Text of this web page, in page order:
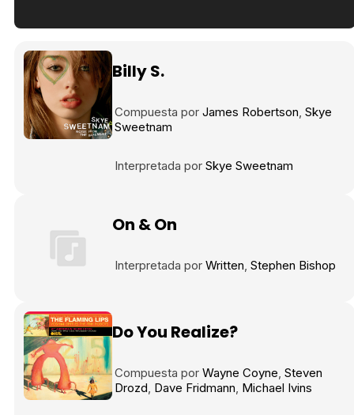
Billy S.
Compuesta por James Robertson Skye
Sweetnam
Interpretada por Skye Sweetnam
On & On
Interpretada por Written Stephen Bishop
Do You Realize?
Compuesta por Wayne Coyne Steven
Drozd Dave Fridmann Michael Ivins